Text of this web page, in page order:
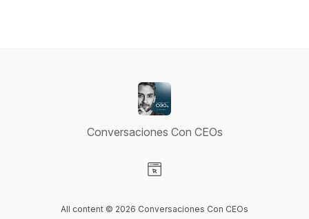
Conversaciones Con CEOs
All content © 2026 Conversaciones Con CEOs